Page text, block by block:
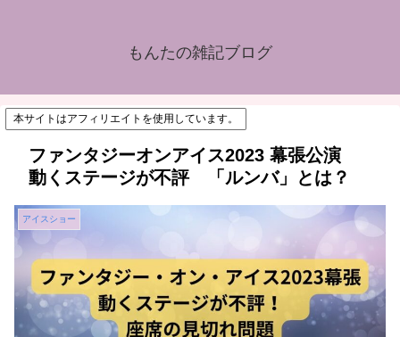
もんたの雑記ブログ
本サイトはアフィリエイトを使用しています。
ファンタジーオンアイス2023 幕張公演
動くステージが不評 「ルンバ」とは？
アイスショー